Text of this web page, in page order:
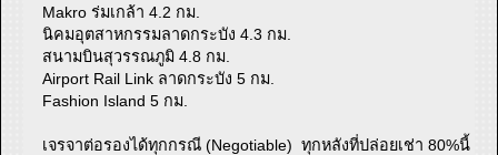
Makro ร่มเกล้า 4.2 กม.
นิคมอุตสาหกรรมลาดกระบัง 4.3 กม.
สนามบินสุวรรณภูมิ 4.8 กม.
Airport Rail Link ลาดกระบัง 5 กม.
Fashion Island 5 กม.
เจรจาต่อรองได้ทุกกรณี (Negotiable) ทุกหลังที่ปล่อยเช่า 80%นี้